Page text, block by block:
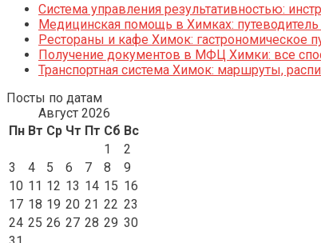
Система управления результативностью:
Медицинская помощь в Химках:
Рестораны и кафе Химок: гастрономическое
Получение документов в МФЦ Химки: все
Транспортная система Химок: маршруты,
Посты по датам
Август 2026
Пн Вт Ср Чт Пт Сб Вс
1
2
3
4 5 6 7 8
9
10 11 12 13 14 15 16
17 18 19 20 21 22 23
24 25 26 27 28 29 30